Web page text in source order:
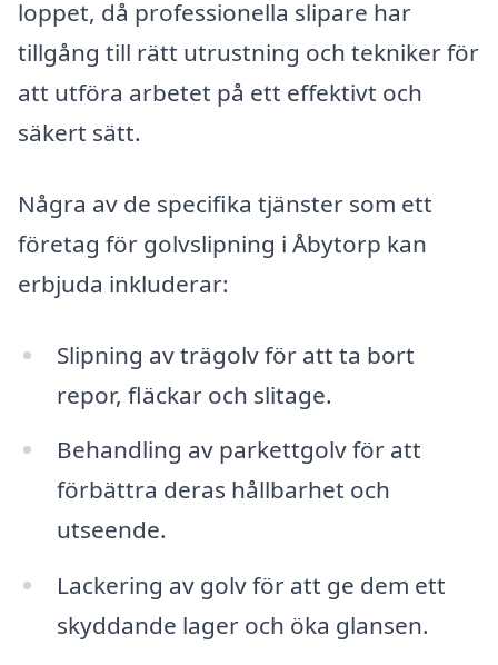
loppet, då professionella slipare har
tillgång till rätt utrustning och tekniker för
att utföra arbetet på ett effektivt och
säkert sätt.
Några av de specifika tjänster som ett
företag för golvslipning i Åbytorp kan
erbjuda inkluderar:
Slipning av trägolv för att ta bort
repor, fläckar och slitage.
Behandling av parkettgolv för att
förbättra deras hållbarhet och
utseende.
Lackering av golv för att ge dem ett
skyddande lager och öka glansen.